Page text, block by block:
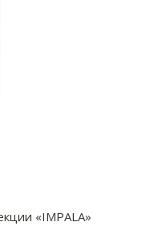
«IMPALA»